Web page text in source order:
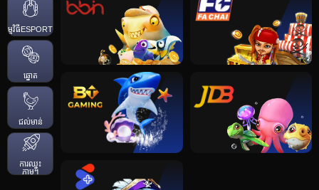
កម្មវិធីESPORTS
ឆ្នោត
ជល់មាន់
ការឈ្នះ
ភ្លាមៗ